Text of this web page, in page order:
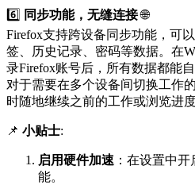
6️⃣ 同步功能，无缝连接🌐
Firefox支持跨设备同步功能，可
签、历史记录、密码等数据。在
录Firefox账号后，所有数据都能
对于需要在多个设备间切换工作
时随地继续之前的工作或浏览进
📌 小贴士:
启用硬件加速 ：在设置中
能。